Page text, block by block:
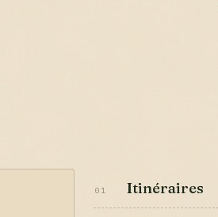
01 Itinéraires